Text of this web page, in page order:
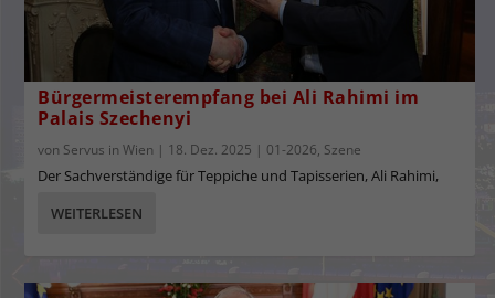
Bürgermeisterempfang bei Ali Rahimi im
Palais Szechenyi
von Servus in Wien | 18. Dez. 2025 | 01-2026, Szene
Der Sachverständige für Teppiche und Tapisserien, Ali Rahimi,
WEITERLESEN